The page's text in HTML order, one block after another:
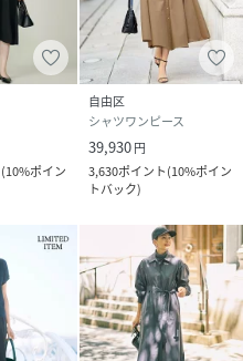
(10%ポイン
自由区
シャツワンピース
39,930円
3,630ポイント(10%ポイン
トバック)